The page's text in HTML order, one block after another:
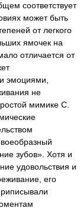
соответствует
может быть
от легкого
ямочек на
отличается от
эмоциями,
не
мимике С.
зубов». Хотя и
удовольствия и
его